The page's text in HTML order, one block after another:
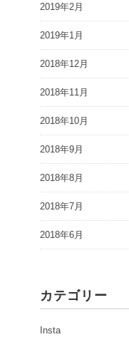
2019年2月
2019年1月
2018年12月
2018年11月
2018年10月
2018年9月
2018年8月
2018年7月
2018年6月
カテゴリー
Insta